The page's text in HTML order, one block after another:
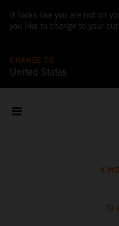
It looks like you are not on
you like to change to your
CHANGE TO
United States
19